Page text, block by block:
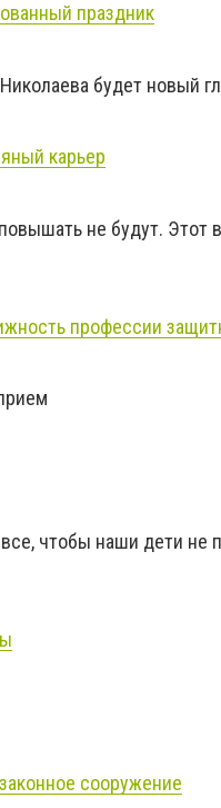
праздник
будет новый
карьер
не будут. Этот
профессии
чтобы наши дети не
сооружение